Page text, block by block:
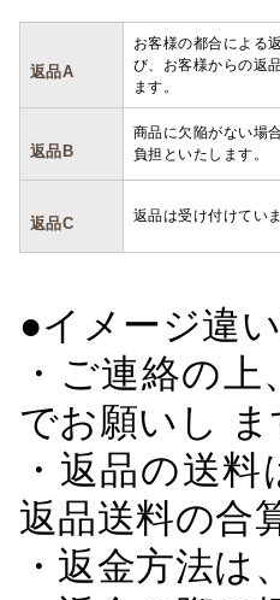
返品A
お客様の都合による
び、お客様からの返
ます。
返品B
商品に欠陥がない場
負担といたします。
返品C 返品は受け付けてい
●イメージ違
・ご連絡の
でお願いし ま
・返品の送
返品送料の合
・返金方法